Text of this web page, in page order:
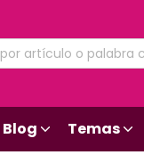
Blog Temas